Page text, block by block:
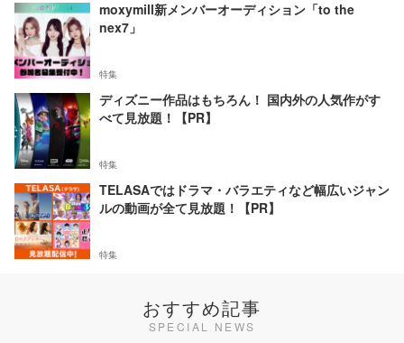
moxymill新メンバーオーディション「to the
nex7」
特集
ディズニー作品はもちろん！ 国内外の人気作がす
べて見放題！【PR】
特集
TELASAではドラマ・バラエティなど幅広いジャン
ルの動画が全て見放題！【PR】
特集
おすすめ記事
SPECIAL NEWS